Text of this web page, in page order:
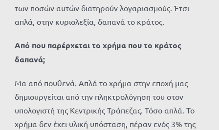
των ποσών αυτών διατηρούν λογαριασμούς. Έτσι
απλά, στην κυριολεξία, δαπανά το κράτος.
Από που παρέρχεται το χρήμα που το κράτος
δαπανά;
Μα από πουθενά. Απλά το χρήμα στην εποχή μας
δημιουργείται από την πληκτρολόγηση του στον
υπολογιστή της Κεντρικής Τράπεζας. Τόσο απλά. Το
χρήμα δεν έχει υλική υπόσταση, πέραν ενός 3% της